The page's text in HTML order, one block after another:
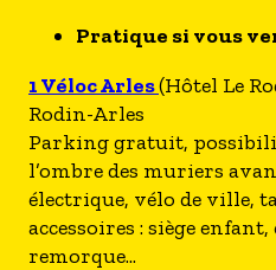
Pratique si vous
1 Véloc Arles(Hôtel Le
Rodin-Arles
Parking gratuit,
l’ombre des muriers
électrique, vélo de ville,
accessoires : siège enfant,
remorque...